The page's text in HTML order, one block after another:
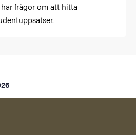
frågor om att hitta